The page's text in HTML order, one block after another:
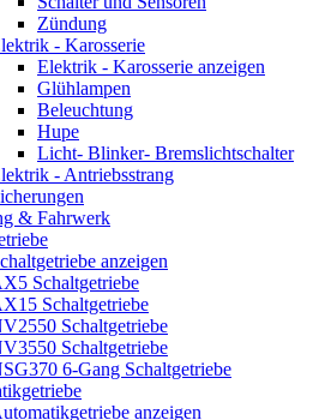
Zündung
- Karosserie
Elektrik - Karosserie anzeigen
Glühlampen
Beleuchtung
Hupe
Licht- Blinker- Bremslichtschalter
- Antriebsstrang
& Fahrwerk
anzeigen
Schaltgetriebe
Schaltgetriebe
Schaltgetriebe
Schaltgetriebe
6-Gang Schaltgetriebe
anzeigen